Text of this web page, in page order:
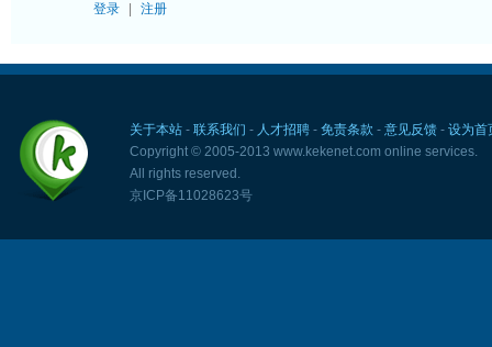
登录 注册
关于本站- 联系我们 - 人才招聘- 免责条款 - 意见反馈- 设为首
Copyright © 2005-2013 www.kekenet.com online services.
All rights reserved.
京ICP备11028623号